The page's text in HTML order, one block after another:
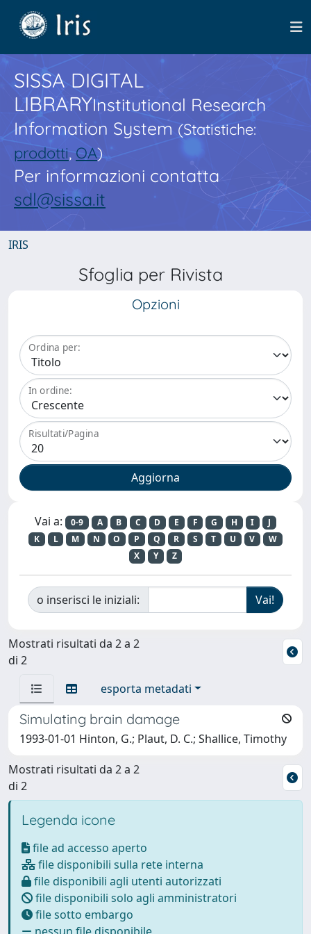
SISSA DIGITAL
LIBRARYInstitutional Research
Information System(Statistiche:
prodotti,OA)
Per informazioni contatta
sdl@sissa.it
IRIS
Sfoglia per Rivista
Opzioni
Ordina per:
In ordine:
Risultati/Pagina
Vai a: 0-9 A B C D E F G H I
J
K
L M N O P Q R S T U V
W
X
Y Z
o inserisci le iniziali:
Mostrati risultati da 2 a 2
di 2
esporta metadati
Simulating brain damage
1993-01-01 Hinton, G.; Plaut, D. C.; Shallice, Timothy
Mostrati risultati da 2 a 2
di 2
Legenda icone
file ad accesso aperto
file disponibili sulla rete interna
file disponibili agli utenti autorizzati
file disponibili solo agli amministratori
file sotto embargo
nessun file disponibile